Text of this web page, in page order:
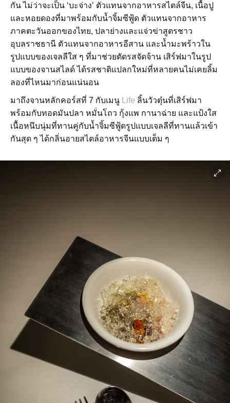
กัน ไม่ว่าจะเป็น ‘บะจ่าง’ ตัวแทนจากอาหารสไตล์จีน, เนื้อปู
และหอยดองที่มาพร้อมกับน้ำจิ้มซีฟู้ด ตัวแทนจากอาหาร
ภาคตะวันออกของไทย, ปลาย่างและแจ่วข่าสูตรชาว
อุบลราชธานี ตัวแทนจากอาหารอีสาน และน้ำมะพร้าวใน
รูปแบบของเจลลีใส ๆ ที่มาช่วยตัดรสจัดจ้าน เสิร์ฟมาในรูป
แบบของจานสไลด์ ได้รสชาติแปลกใหม่ที่หลายคนไม่เคยลิ้ม
ลองที่ไหนมาก่อนแน่นอน
มาถึงจานหลักคอร์สที่ 7 กับเมนู Life ลิ้นวัวตุ๋นที่เสิร์ฟมา
พร้อมกับทอดมันปลา หมั่นโถว กุ้งแพ กานาฉ่าย และแป้งใส
เนื้อหนึบนุ่มที่ทานคู่กับน้ำจิ้มซีฟู้ดรูปแบบเจลลีที่ทานแล้วเข้า
กันสุด ๆ ได้กลิ่นอายสไตล์อาหารจีนแบบเต็ม ๆ